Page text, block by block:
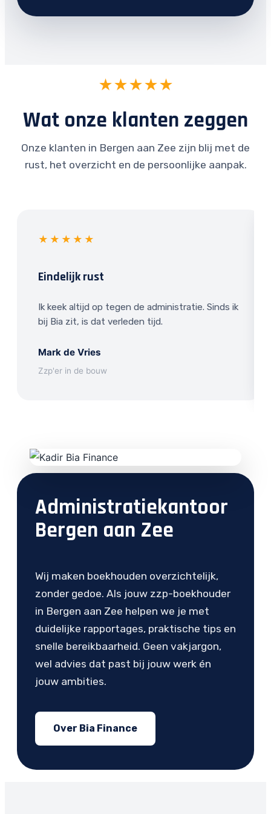
★★★★★
Wat onze klanten zeggen
Onze klanten in Bergen aan Zee zijn blij met de
rust, het overzicht en de persoonlijke aanpak.
★★★★★
Eindelijk rust
Ik keek altijd op tegen de administratie. Sinds ik
bij Bia zit, is dat verleden tijd.
Mark de Vries
Zzp'er in de bouw
Administratiekantoor
Bergen aan Zee
Wij maken boekhouden overzichtelijk,
zonder gedoe. Als jouw zzp-boekhouder
in Bergen aan Zee helpen we je met
duidelijke rapportages, praktische tips en
snelle bereikbaarheid. Geen vakjargon,
wel advies dat past bij jouw werk én
jouw ambities.
Over Bia Finance